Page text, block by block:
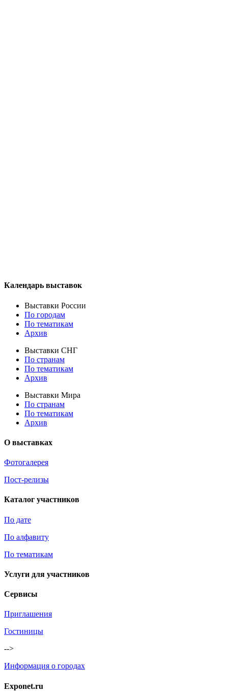
Календарь выставок
Выставки России
По городам
По тематикам
Архив
Выставки СНГ
По странам
По тематикам
Архив
Выставки Мира
По странам
По тематикам
Архив
О выставках
Фотогалерея
Пост-релизы
Каталог участников
По дате
По алфавиту
По тематикам
Услуги для участников
Сервисы
Приглашения
Гостиницы
-->
Информация о городах
Exponet.ru